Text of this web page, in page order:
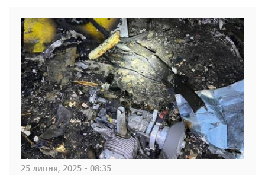
25 липня, 2025 - 08:35